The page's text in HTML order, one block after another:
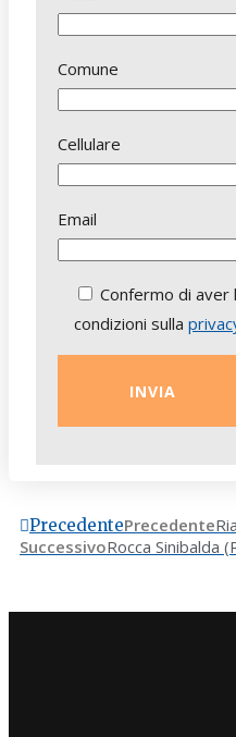
Comune
Cellulare
Email
Confermo di
condizioni sulla
PrecedentePrecedente
SuccessivoRocca Sinibalda